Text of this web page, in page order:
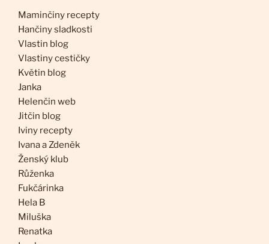
Maminčiny recepty
Hančiny sladkosti
Vlastin blog
Vlastiny cestičky
Květin blog
Janka
Helenčin web
Jitčin blog
Iviny recepty
Ivana a Zdeněk
Ženský klub
Růženka
Fukčárinka
Hela B
Miluška
Renatka